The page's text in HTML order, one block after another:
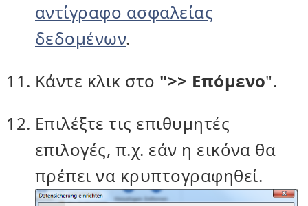
αντίγραφο ασφαλείας
δεδομένων.
Κάντε κλικ στο ">> Επόμενο".
Επιλέξτε τις επιθυμητές
επιλογές, π.χ. εάν η εικόνα θα
πρέπει να κρυπτογραφηθεί.